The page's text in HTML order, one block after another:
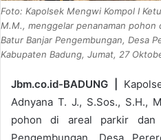
Foto: Kapolsek Mengwi Kompol I
M.M., menggelar penanaman pohon
Batur Banjar Pengembungan, Desa
Kabupaten Badung, Jumat, 27
Jbm.co.id-BADUNG |
Adnyana T. J., S.Sos., S.H.,
pohon di areal parkir dan